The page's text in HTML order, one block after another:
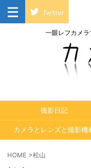
Twitter
一眼レフカメ
撮影日記
カメラとレンズと撮影機
HOME >松山